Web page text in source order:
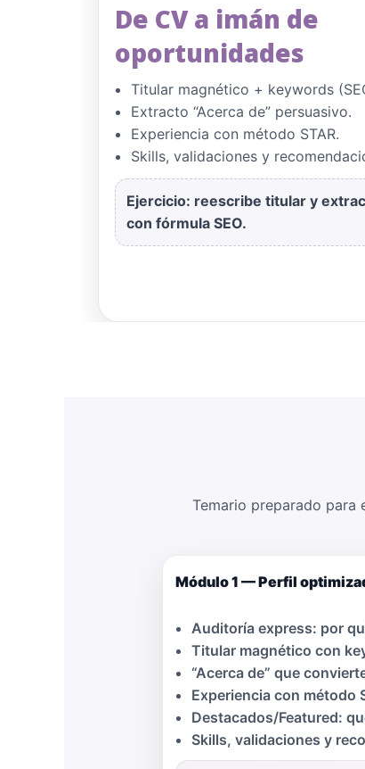
De CV a imán de
oportunidades
Titular magnético + keywords
Extracto “Acerca de” persuasivo.
Experiencia con método STAR.
Skills, validaciones y
Ejercicio: reescribe titular y
con fórmula SEO.
Temario preparado para
Módulo 1 — Perfil
Auditoría express: por
Titular magnético con
“Acerca de” que
Experiencia con método
Destacados/Featured:
Skills, validaciones y